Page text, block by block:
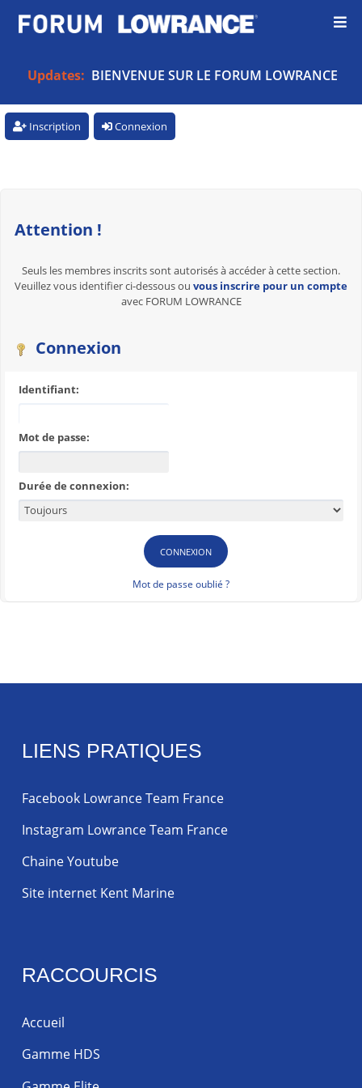
Updates: BIENVENUE SUR LE FORUM LOWRANCE
Inscription Connexion
Attention !
Seuls les membres inscrits sont autorisés à accéder à cette section.
Veuillez vous identifier ci-dessous ou vous inscrire pour un compte
avec FORUM LOWRANCE
Connexion
Identifiant:
Mot de passe:
Durée de connexion:
Mot de passe oublié ?
LIENS PRATIQUES
Facebook Lowrance Team France
Instagram Lowrance Team France
Chaine Youtube
Site internet Kent Marine
RACCOURCIS
Accueil
Gamme HDS